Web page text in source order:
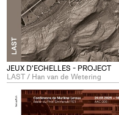
JEUX D'ECHELLES - PROJECT
LAST / Han van de Wetering